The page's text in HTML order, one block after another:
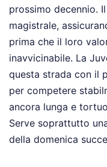
prossimo decennio.
magistrale,
prima che il loro
inavvicinabile. La
questa strada con il
per competere
ancora lunga e
Serve soprattutto
della domenica